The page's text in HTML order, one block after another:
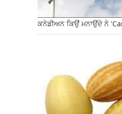
ਕਨੇਡੀਅਨ ਕਿਉਂ ਮਨਾਉਂਦੇ ਨੇ